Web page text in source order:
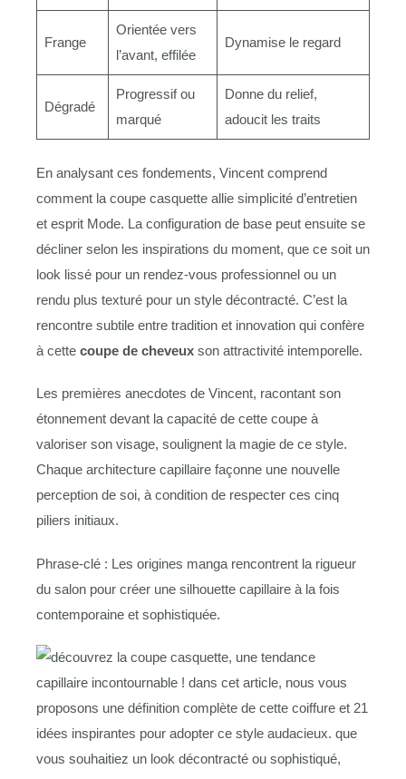
Frange
Orientée vers
l’avant, effilée
Dynamise le regard
Dégradé
Progressif ou
marqué
Donne du relief,
adoucit les traits
En analysant ces fondements, Vincent comprend
comment la coupe casquette allie simplicité d’entretien
et esprit Mode. La configuration de base peut ensuite se
décliner selon les inspirations du moment, que ce soit un
look lissé pour un rendez-vous professionnel ou un
rendu plus texturé pour un style décontracté. C’est la
rencontre subtile entre tradition et innovation qui confère
à cette coupe de cheveux son attractivité intemporelle.
Les premières anecdotes de Vincent, racontant son
étonnement devant la capacité de cette coupe à
valoriser son visage, soulignent la magie de ce style.
Chaque architecture capillaire façonne une nouvelle
perception de soi, à condition de respecter ces cinq
piliers initiaux.
Phrase-clé : Les origines manga rencontrent la rigueur
du salon pour créer une silhouette capillaire à la fois
contemporaine et sophistiquée.